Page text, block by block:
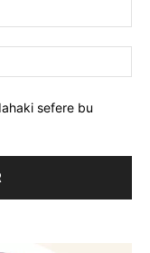
sefere bu